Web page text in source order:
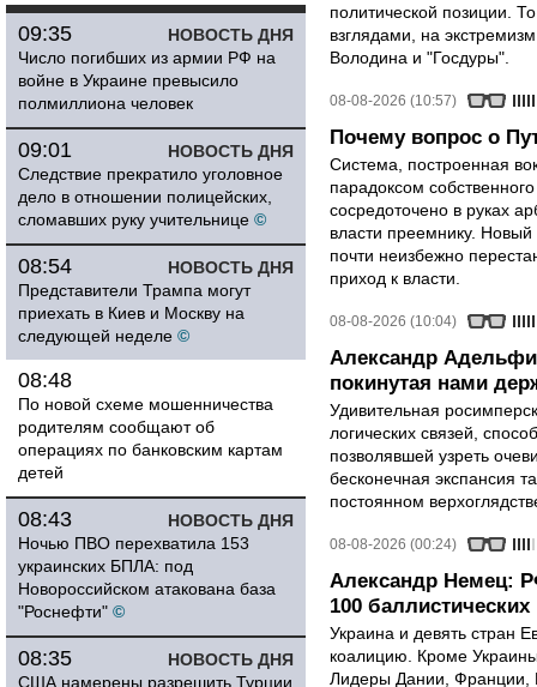
НОВОСТЬ ДНЯ
09:35
Число погибших из армии РФ на
войне в Украине превысило
полмиллиона человек
НОВОСТЬ ДНЯ
09:01
Следствие прекратило уголовное
дело в отношении полицейских,
сломавших руку учительнице ©
НОВОСТЬ ДНЯ
08:54
Представители Трампа могут
приехать в Киев и Москву на
следующей неделе ©
08:48
По новой схеме мошенничества
родителям сообщают об
операциях по банковским картам
детей
НОВОСТЬ ДНЯ
08:43
Ночью ПВО перехватила 153
украинских БПЛА: под
Новороссийском атакована база
"Роснефти" ©
НОВОСТЬ ДНЯ
08:35
США намерены разрешить Турции
политической позиции.
взглядами, на
Володина и "Госдуры".
08-08-2026 (10:57)
Почему вопрос о
Система, построенная
парадоксом
сосредоточено в руках
власти преемнику.
почти неизбежно
приход к власти.
08-08-2026 (10:04)
Александр
покинутая нами
Удивительная
логических связей,
позволявшей узреть
бесконечная экспансия
постоянном
08-08-2026 (00:24)
Александр Немец:
100 баллистических
Украина и девять стран
коалицию. Кроме
Лидеры Дании, Франции,